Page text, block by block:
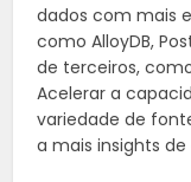
dados com mais
como AlloyDB,
de terceiros,
Acelerar a
variedade de
a mais insights